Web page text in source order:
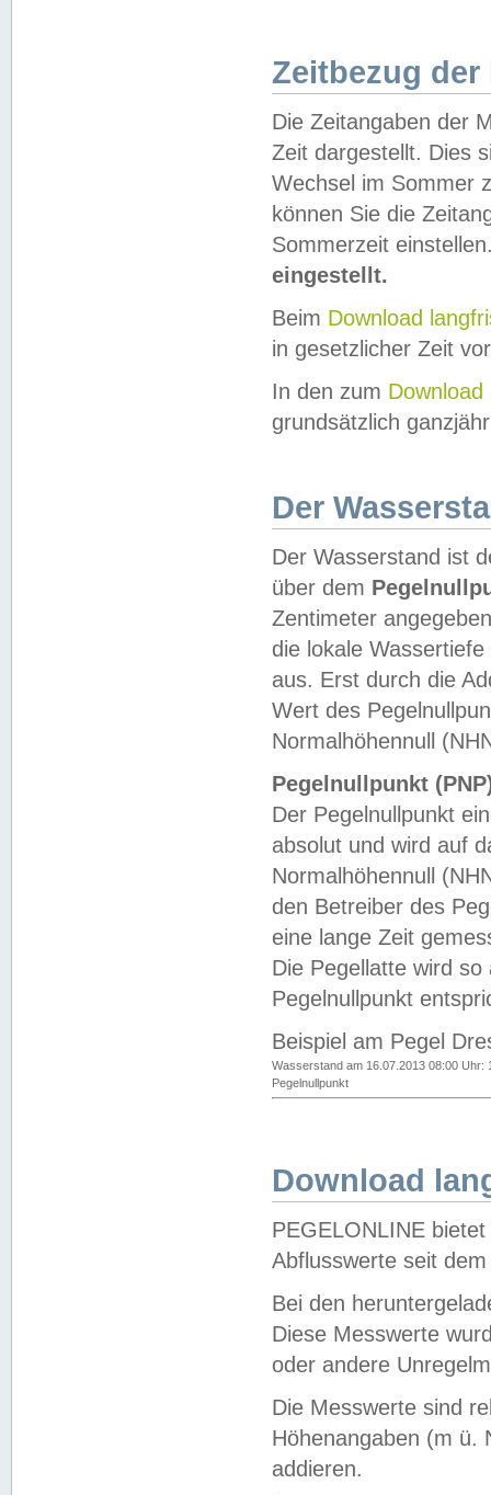
Zeitbezug der
Die Zeitangaben der
Zeit dargestellt. Dies
Wechsel im Sommer
können Sie die
Sommerzeit
eingestellt.
Beim Download
in gesetzlicher Zeit
In den zum Download
grundsätzlich
Der
Der Wasserstand ist
über dem
Zentimeter
die lokale
aus. Erst durch die
Wert des
Normalhöhennull
Pegelnullpunkt
Der Pegelnullpunkt
absolut und wird auf
Normalhöhennull
den Betreiber des
eine lange Zeit
Die Pegellatte wird
Pegelnullpunkt
Beispiel am Pegel
Wasserstand am 16.07.2013 08:00 Uhr:
Pegelnullpunkt
Download
PEGELONLINE
Abflusswerte seit
Bei den
Diese Messwerte
oder andere
Die Messwerte sind
Höhenangaben (m ü.
addieren.